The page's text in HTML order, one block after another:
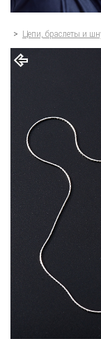
> Цепи, браслеты и